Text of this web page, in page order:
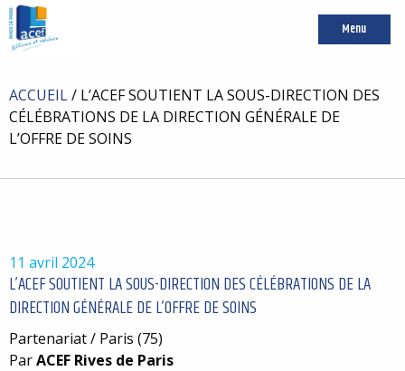
Menu
ACCUEIL/ L’ACEF SOUTIENT LA SOUS-DIRECTION DES
CÉLÉBRATIONS DE LA DIRECTION GÉNÉRALE DE
L’OFFRE DE SOINS
11 avril 2024
L’ACEF SOUTIENT LA SOUS-DIRECTION DES CÉLÉBRATIONS DE LA
DIRECTION GÉNÉRALE DE L’OFFRE DE SOINS
Partenariat / Paris (75)
ParACEF Rives de Paris